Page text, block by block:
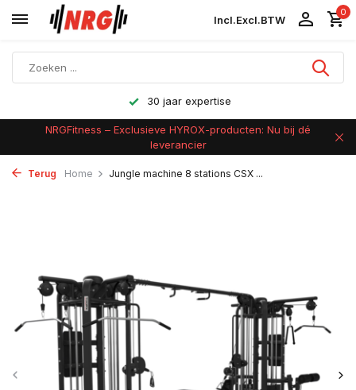
Incl.Excl.BTW
0
Achteraf betalen
NRGFitness – Exclusieve HYROX-producten: Nu bij dé
leverancier
Terug Home Jungle machine 8 stations CSX ...